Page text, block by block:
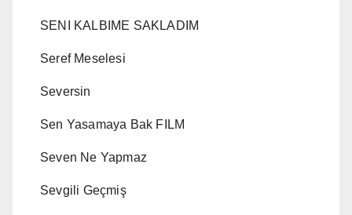
SENI KALBIME SAKLADIM
Seref Meselesi
Seversin
Sen Yasamaya Bak FILM
Seven Ne Yapmaz
Sevgili Geçmiş